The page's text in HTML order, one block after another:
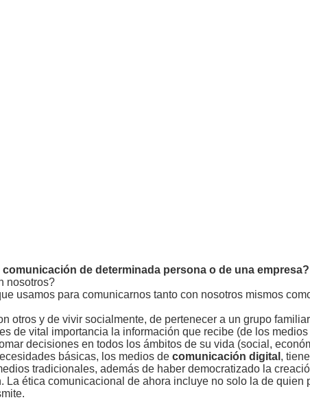
comunicación de determinada persona o de una empresa?
nosotros?
usamos para comunicarnos tanto con nosotros mismos
otros y de vivir socialmente, de pertenecer a un grupo
de vital importancia la información que recibe (de los
decisiones en todos los ámbitos de su vida (social,
básicas, los medios de comunicación digital ,
tradicionales, además de haber democratizado la
ética comunicacional de ahora incluye no solo la de quien